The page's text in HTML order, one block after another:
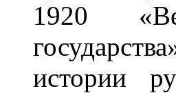
1920
истории